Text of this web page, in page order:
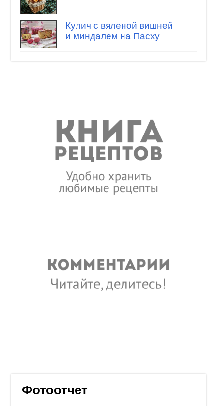
Кулич с вяленой вишней
и миндалем на Пасху
Фотоотчет